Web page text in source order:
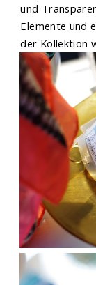
und
Elemente und
der Kollektion